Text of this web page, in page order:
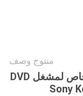
منتوج وصف
صندوق ملاحة GPS عالي الدقة خاص لمشغل DVD
Sony